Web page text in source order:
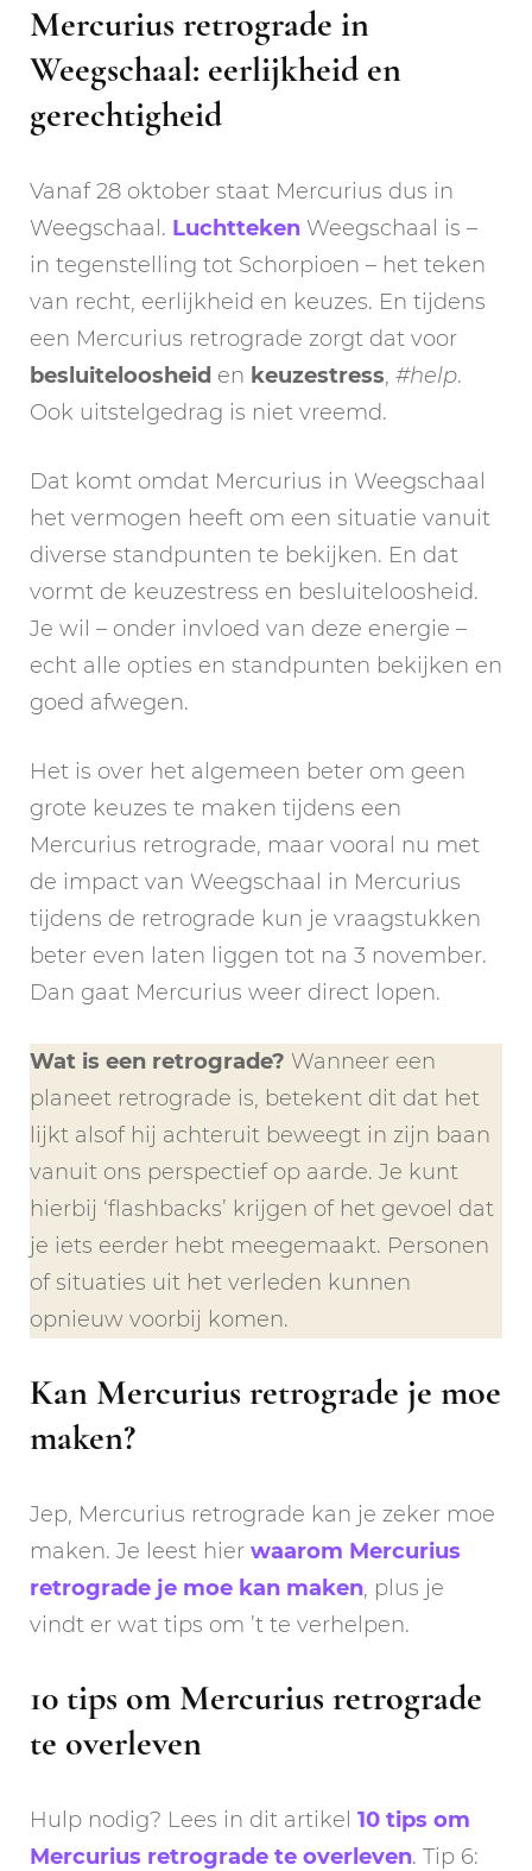
Mercurius retrograde in
Weegschaal: eerlijkheid en
gerechtigheid
Vanaf 28 oktober staat Mercurius dus in
Weegschaal. Luchtteken Weegschaal is –
in tegenstelling tot Schorpioen – het teken
van recht, eerlijkheid en keuzes. En tijdens
een Mercurius retrograde zorgt dat voor
besluiteloosheid en keuzestress, #help.
Ook uitstelgedrag is niet vreemd.
Dat komt omdat Mercurius in Weegschaal
het vermogen heeft om een situatie vanuit
diverse standpunten te bekijken. En dat
vormt de keuzestress en besluiteloosheid.
Je wil – onder invloed van deze energie –
echt alle opties en standpunten bekijken en
goed afwegen.
Het is over het algemeen beter om geen
grote keuzes te maken tijdens een
Mercurius retrograde, maar vooral nu met
de impact van Weegschaal in Mercurius
tijdens de retrograde kun je vraagstukken
beter even laten liggen tot na 3 november.
Dan gaat Mercurius weer direct lopen.
Wat is een retrograde? Wanneer een
planeet retrograde is, betekent dit dat het
lijkt alsof hij achteruit beweegt in zijn baan
vanuit ons perspectief op aarde. Je kunt
hierbij ‘flashbacks’ krijgen of het gevoel dat
je iets eerder hebt meegemaakt. Personen
of situaties uit het verleden kunnen
opnieuw voorbij komen.
Kan Mercurius retrograde je moe
maken?
Jep, Mercurius retrograde kan je zeker moe
maken. Je leest hier waarom Mercurius
retrograde je moe kan maken, plus je
vindt er wat tips om ’t te verhelpen.
10 tips om Mercurius retrograde
te overleven
Hulp nodig? Lees in dit artikel 10 tips om
Mercurius retrograde te overleven. Tip 6: